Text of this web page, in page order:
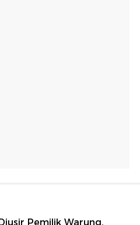
Pemilik Warung,